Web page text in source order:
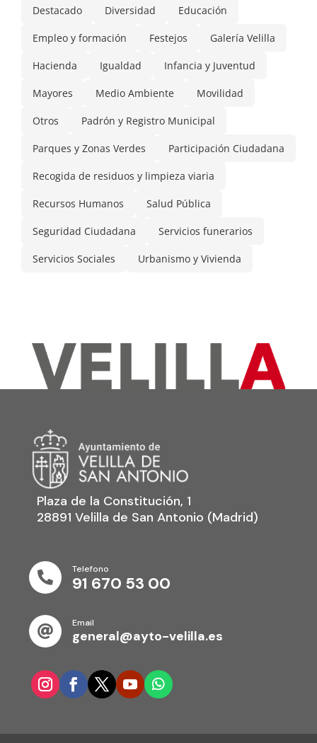
Destacado Diversidad Educación
Empleo y formación Festejos Galería Velilla
Hacienda Igualdad Infancia y Juventud
Mayores Medio Ambiente Movilidad
Otros Padrón y Registro Municipal
Parques y Zonas Verdes Participación Ciudadana
Recogida de residuos y limpieza viaria
Recursos Humanos Salud Pública
Seguridad Ciudadana Servicios funerarios
Servicios Sociales Urbanismo y Vivienda
Plaza de la Constitución, 1
28891 Velilla de San Antonio (Madrid)

Telefono
91 670 53 00

Email
general@ayto-velilla.es